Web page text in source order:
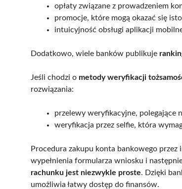
opłaty związane z prowadzeniem
promocje, które mogą okazać się
intuicyjność obsługi aplikacji
Dodatkowo, wiele banków publikuje
Jeśli chodzi o metody weryfikacji
rozwiązania:
przelewy weryfikacyjne, polegające
weryfikacja przez selfie, która
Procedura zakupu konta bankowego
wypełnienia formularza wniosku i
rachunku jest niezwykle proste. Dzięki
umożliwia łatwy dostęp do finansów.